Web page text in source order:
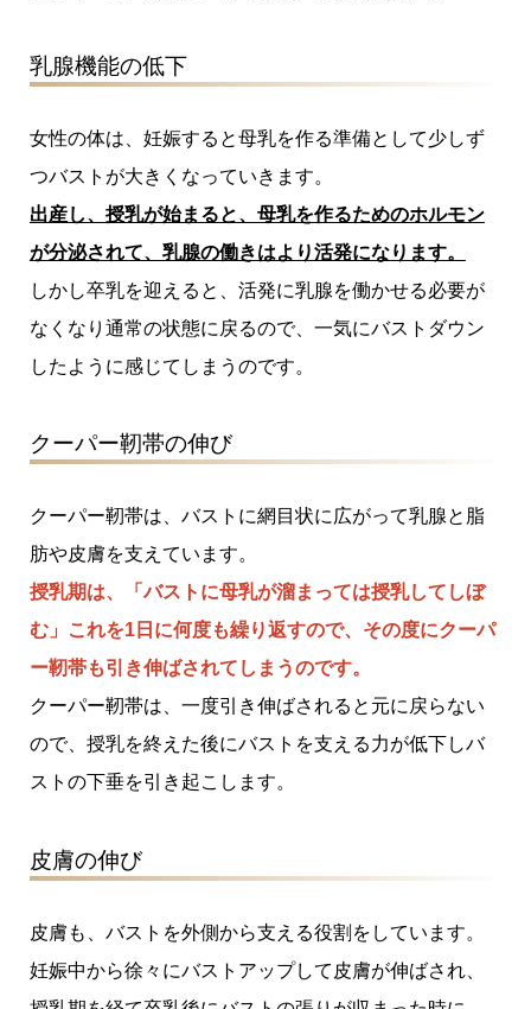
乳腺機能の低下
女性の体は、妊娠すると母乳を作る準備として少しず
つバストが大きくなっていきます。
出産し、授乳が始まると、母乳を作るためのホルモン
が分泌されて、乳腺の働きはより活発になります。
しかし卒乳を迎えると、活発に乳腺を働かせる必要が
なくなり通常の状態に戻るので、一気にバストダウン
したように感じてしまうのです。
クーパー靭帯の伸び
クーパー靭帯は、バストに網目状に広がって乳腺と脂
肪や皮膚を支えています。
授乳期は、「バストに母乳が溜まっては授乳してしぼ
む」これを1日に何度も繰り返すので、その度にクーパ
ー靭帯も引き伸ばされてしまうのです。
クーパー靭帯は、一度引き伸ばされると元に戻らない
ので、授乳を終えた後にバストを支える力が低下しバ
ストの下垂を引き起こします。
皮膚の伸び
皮膚も、バストを外側から支える役割をしています。
妊娠中から徐々にバストアップして皮膚が伸ばされ、